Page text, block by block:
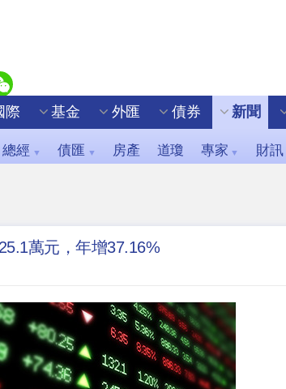
際 基金 外匯 債券 新聞
總經 ▼ 債匯 ▼ 房產 道瓊 專家 ▼ 財訊
萬元，年增37.16%